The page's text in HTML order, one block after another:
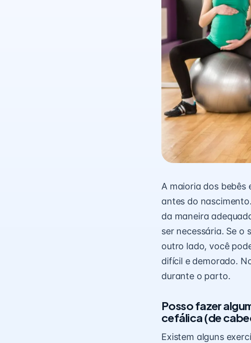
A maioria dos bebês
antes do
da maneira
ser necessária. Se o
outro lado, você
difícil e demorado.
durante o parto.
Posso fazer
cefálica (de
Existem alguns